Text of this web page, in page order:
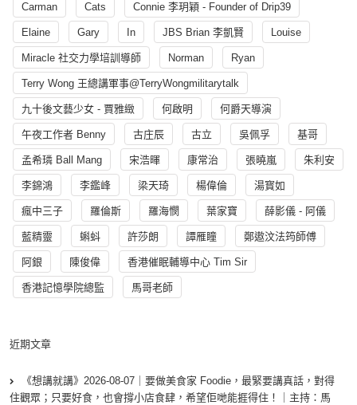
Carman Cats Connie 李玥穎 - Founder of Drip39
Elaine Gary In JBS Brian 李凱賢 Louise
Miracle 社交力學培訓導師 Norman Ryan
Terry Wong 王總講軍事@TerryWongmilitarytalk
九十後文藝少女 - 賈雅緻 何啟明 何爵天導演
午夜工作者 Benny 古庄辰 古立 吳佩孚 基哥
孟希璘 Ball Mang 宋浩暉 康常治 張曉嵐 朱利安
李錦鴻 李鑑峰 梁天琦 楊偉倫 湯寳如
瘋中三子 羅倫斯 羅海憫 葉家寶 薛影儀 - 阿儀
藍精靈 蝌蚪 許莎朗 譚雁瞳 鄭遨汶法筠師傅
阿銀 陳俊偉 香港催眠輔導中心 Tim Sir
香港記憶學院總監 馬哥老師
近期文章
《想講就講》2026-08-07｜要做美食家 Foodie，最緊要講真話，對得
住觀眾；只要好食，也會撐小店食肆，希望佢哋能捱得住！｜主持：馬